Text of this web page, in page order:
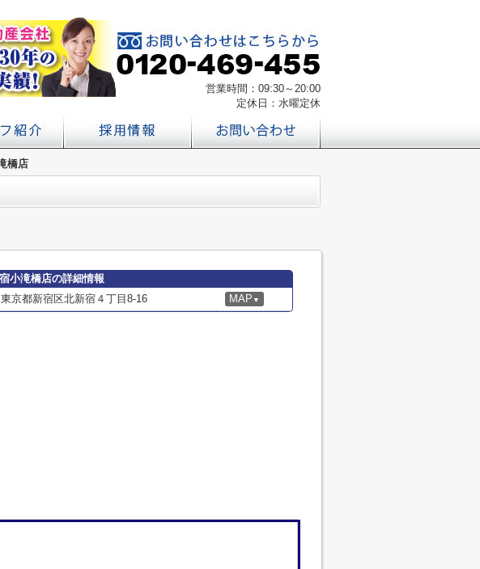
営業時間：09:30～20:00
定休日：水曜定休
ウジング
ト
橋店
小滝橋店の詳細情報
東京都新宿区北新宿４丁目8-16 MAP ▼